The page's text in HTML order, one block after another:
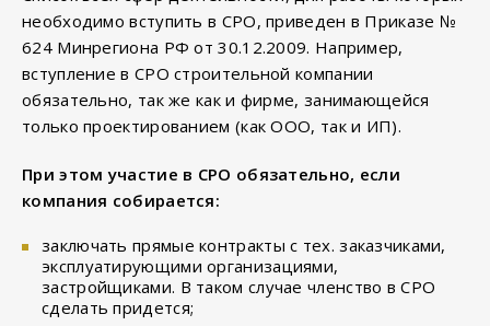
необходимо вступить в СРО, приведен в Приказе №
624 Минрегиона РФ от 30.12.2009. Например,
вступление в СРО строительной компании
обязательно, так же как и фирме, занимающейся
только проектированием (как ООО, так и ИП).
При этом участие в СРО обязательно, если
компания собирается:
заключать прямые контракты с тех. заказчиками,
эксплуатирующими организациями,
застройщиками. В таком случае членство в СРО
сделать придется;